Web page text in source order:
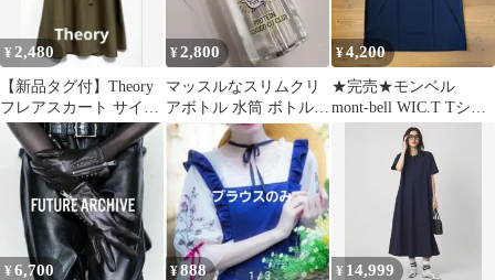
¥2,480
【新品タグ付】Theory
フレアスカート サイズ
2 カーキ
¥2,800
マッスルなスリムクリ
アボトル 水筒 ボトル
ナガノ ᕙ( ˙꒳​˙ )ᕗ
¥4,200
★完売★モンベル
mont-bell WIC.T Tシャ
ツ M ブラック 新品
¥6,700 ¥888 ¥ 14,999